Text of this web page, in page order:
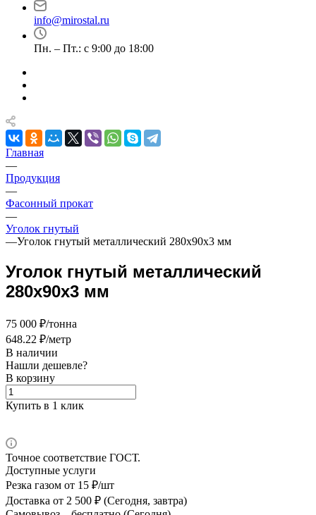
info@mirostal.ru
Пн. – Пт.: с 9:00 до 18:00
Главная
—
Продукция
—
Фасонный прокат
—
Уголок гнутый
—Уголок гнутый металлический 280х90х3 мм
Уголок гнутый металлический
280х90х3 мм
75 000 ₽/тонна
648.22 ₽/метр
В наличии
Нашли дешевле?
В корзину
Купить в 1 клик
Точное соответствие ГОСТ.
Доступные услуги
Резка газом от 15 ₽/шт
Доставка от 2 500 ₽ (Сегодня, завтра)